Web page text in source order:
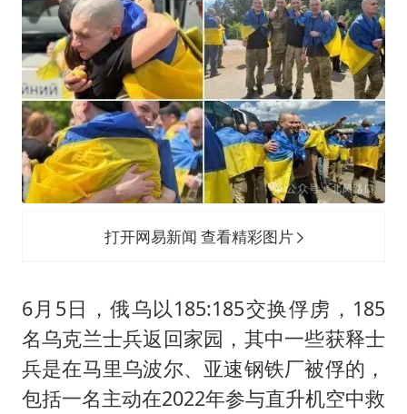
打开网易新闻 查看精彩图片
6月5日，俄乌以185:185交换俘虏，185
名乌克兰士兵返回家园，其中一些获释士
兵是在马里乌波尔、亚速钢铁厂被俘的，
包括一名主动在2022年参与直升机空中救